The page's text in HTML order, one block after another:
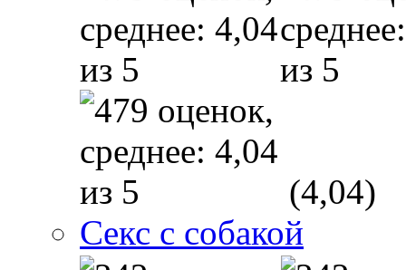
(4,04)
Секс с собакой